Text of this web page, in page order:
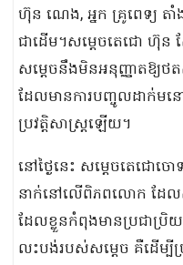
ហ៊ុន ណេង, អ្នក គ្រូពេទ្យ តាំ
ជាដើម។សម្ដេចតេជោ ហ៊ុន
សម្ដេចនឹងមិនអនុញ្ញាតឱ្យថ
ដែលមានការបញ្ចូលដាក់មន
ប្រវត្តិសាស្រ្ដឡើយ។
នៅថ្ងៃនេះ សម្ដេចតេជោច
នាក់នៅលើពិភពលោក ដែ
ដែលខ្លួនកំពុងមានប្រជាប្រិយ
លះបង់របស់សម្តេច គឺដើម្បី